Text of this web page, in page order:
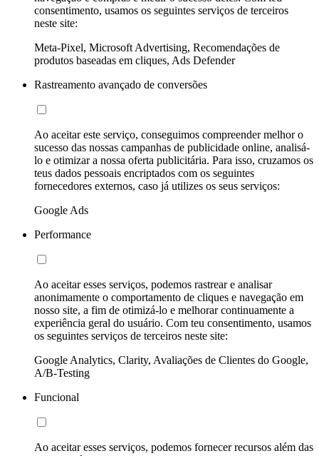
consentimento, usamos os seguintes serviços de terceiros
neste site:
Meta-Pixel, Microsoft Advertising, Recomendações de
produtos baseadas em cliques, Ads Defender
Rastreamento avançado de conversões
Ao aceitar este serviço, conseguimos compreender melhor o
sucesso das nossas campanhas de publicidade online, analisá-
lo e otimizar a nossa oferta publicitária. Para isso, cruzamos os
teus dados pessoais encriptados com os seguintes
fornecedores externos, caso já utilizes os seus serviços:
Google Ads
Performance
Ao aceitar esses serviços, podemos rastrear e analisar
anonimamente o comportamento de cliques e navegação em
nosso site, a fim de otimizá-lo e melhorar continuamente a
experiência geral do usuário. Com teu consentimento, usamos
os seguintes serviços de terceiros neste site:
Google Analytics, Clarity, Avaliações de Clientes do Google,
A/B-Testing
Funcional
Ao aceitar esses serviços, podemos fornecer recursos além das